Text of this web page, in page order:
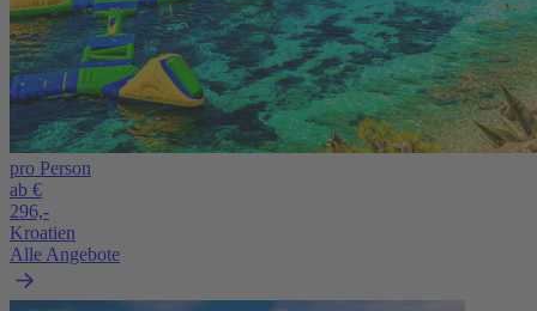
pro Person
ab €
296,-
Kroatien
Alle Angebote